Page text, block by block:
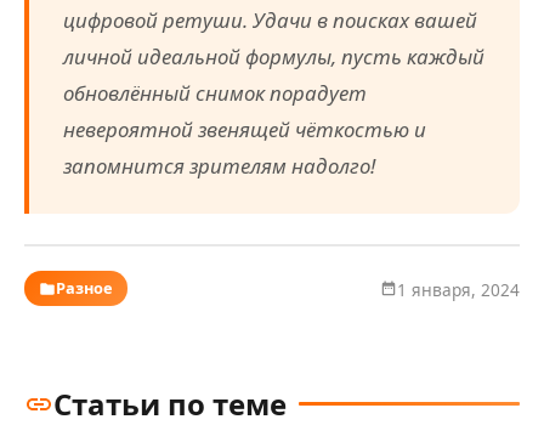
цифровой ретуши. Удачи в поисках вашей
личной идеальной формулы, пусть каждый
обновлённый снимок порадует
невероятной звенящей чёткостью и
запомнится зрителям надолго!
Разное 1 января, 2024
Статьи по теме